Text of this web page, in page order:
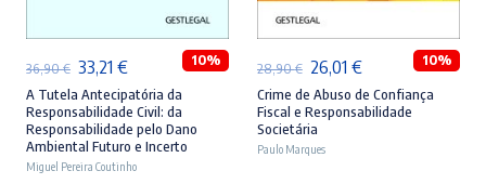
36,90€ O
preço
original
era:
33,21 €O
preço
atual
é:
10%
A Tutela Antecipatória da
Responsabilidade Civil: da
Responsabilidade pelo Dano
Ambiental Futuro e Incerto
Miguel Pereira Coutinho
28,90€ O
preço
original
era:
26,01 €O
preço
atual
10%
Crime de Abuso de Confiança
Fiscal e Responsabilidade
Societária
Paulo Marques